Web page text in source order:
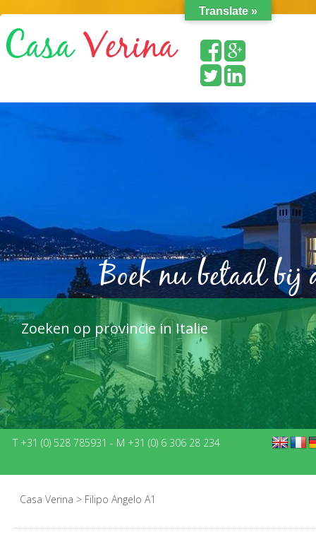
Zoeken op provincie in Italie
Boek nu betaal bij
T +31 (0) 528 785931 - M +31 (0) 6 306 28 234
Casa Verina > Filipo Angelo A1
Translate »